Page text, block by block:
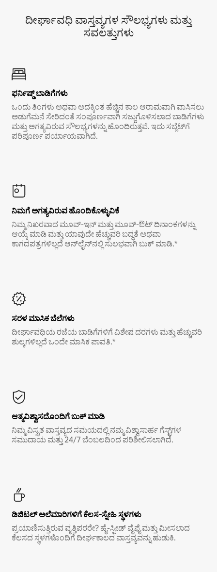
ದೀರ್ಘಾವಧಿ ವಾಸ್ತವ್ಯಗಳ ಸೌಲಭ್ಯಗಳು ಮತ್ತು
ಸವಲತ್ತುಗಳು
ಫರ್ನಿಷ್ಡ್ ಬಾಡಿಗೆಗಳು
ಒಂದು ತಿಂಗಳು ಅಥವಾ ಅದಕ್ಕಿಂತ ಹೆಚ್ಚಿನ ಕಾಲ ಆರಾಮವಾಗಿ ವಾಸಿಸಲು
ಅಡುಗೆಮನೆ ಸೇರಿದಂತೆ ಸಂಪೂರ್ಣವಾಗಿ ಸಜ್ಜುಗೊಳಿಸಲಾದ ಬಾಡಿಗೆಗಳು
ಮತ್ತು ಅಗತ್ಯವಿರುವ ಸೌಲಭ್ಯಗಳನ್ನು ಹೊಂದಿರುತ್ತವೆ. ಇದು ಸಬ್ಲೆಟ್‌ಗೆ
ಪರಿಪೂರ್ಣ ಪರ್ಯಾಯವಾಗಿದೆ.
ನಿಮಗೆ ಅಗತ್ಯವಿರುವ ಹೊಂದಿಕೊಳ್ಳುವಿಕೆ
ನಿಮ್ಮ ನಿಖರವಾದ ಮೂವ್-ಇನ್ ಮತ್ತು ಮೂವ್-ಔಟ್ ದಿನಾಂಕಗಳನ್ನು
ಆಯ್ಕೆ ಮಾಡಿ ಮತ್ತು ಯಾವುದೇ ಹೆಚ್ಚುವರಿ ಬದ್ಧತೆ ಅಥವಾ
ಕಾಗದಪತ್ರಗಳಿಲ್ಲದೆ ಆನ್‌ಲೈನ್‌ನಲ್ಲಿ ಸುಲಭವಾಗಿ ಬುಕ್ ಮಾಡಿ.*
ಸರಳ ಮಾಸಿಕ ಬೆಲೆಗಳು
ದೀರ್ಘಾವಧಿಯ ರಜೆಯ ಬಾಡಿಗೆಗಳಿಗೆ ವಿಶೇಷ ದರಗಳು ಮತ್ತು ಹೆಚ್ಚುವರಿ
ಶುಲ್ಕಗಳಿಲ್ಲದೆ ಒಂದೇ ಮಾಸಿಕ ಪಾವತಿ.*
ಆತ್ಮವಿಶ್ವಾಸದೊಂದಿಗೆ ಬುಕ್ ಮಾಡಿ
ನಿಮ್ಮ ವಿಸ್ತೃತ ವಾಸ್ತವ್ಯದ ಸಮಯದಲ್ಲಿ ನಮ್ಮ ವಿಶ್ವಾಸಾರ್ಹ ಗೆಸ್ಟ್‌ಗಳ
ಸಮುದಾಯ ಮತ್ತು 24/7 ಬೆಂಬಲದಿಂದ ಪರಿಶೀಲಿಸಲಾಗಿದೆ.
ಡಿಜಿಟಲ್ ಅಲೆಮಾರಿಗಳಿಗೆ ಕೆಲಸ-ಸ್ನೇಹಿ ಸ್ಥಳಗಳು
ಪ್ರಯಾಣಿಸುತ್ತಿರುವ ವೃತ್ತಿಪರರೇ? ಹೈ-ಸ್ಪೀಡ್ ವೈಫೈ ಮತ್ತು ಮೀಸಲಾದ
ಕೆಲಸದ ಸ್ಥಳಗಳೊಂದಿಗೆ ದೀರ್ಘಕಾಲದ ವಾಸ್ತವ್ಯವನ್ನು ಹುಡುಕಿ.